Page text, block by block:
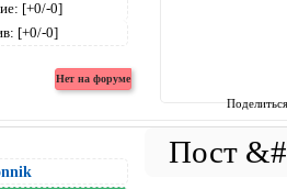
[+0/-0]
[+0/-0]